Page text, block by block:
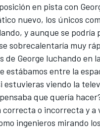
en pista con
nuevo, los únicos
y aunque se
sobrecalentaría muy
George luchando en
estábamos entre la
viendo la
que quería
o incorrecta y a
ingenieros mirando